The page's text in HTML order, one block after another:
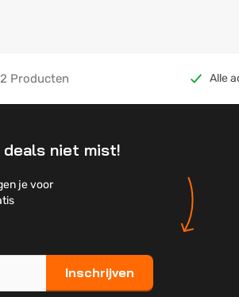
Producten Alle
niet mist!
je voor
Inschrijven